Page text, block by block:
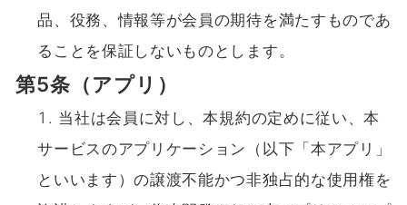
品、役務、情報等が会員の期待を満たすものであ
ることを保証しないものとします。
第5条（アプリ）
当社は会員に対し、本規約の定めに従い、本
サービスのアプリケーション（以下「本アプリ」
といいます）の譲渡不能かつ⾮独占的な使⽤権を